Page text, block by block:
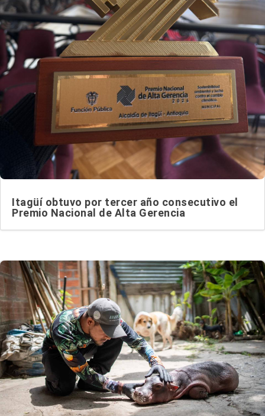
Itagüí obtuvo por tercer año consecutivo el
Premio Nacional de Alta Gerencia